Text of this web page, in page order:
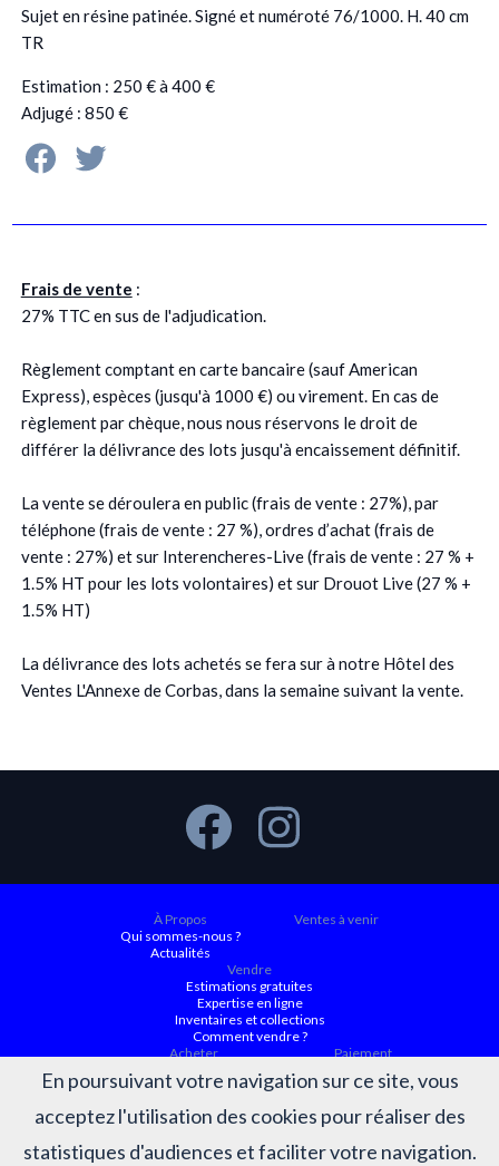
En poursuivant votre navigation sur ce site, vous
acceptez l'utilisation des cookies pour réaliser des
statistiques d'audiences et faciliter votre navigation.
Sujet en résine patinée. Signé et numéroté 76/1000. H. 40 cm
TR
Estimation : 250 € à 400 €
Adjugé : 850 €
Frais de vente :
27% TTC en sus de l'adjudication.
Règlement comptant en carte bancaire (sauf American
Express), espèces (jusqu'à 1000 €) ou virement. En cas de
règlement par chèque, nous nous réservons le droit de
différer la délivrance des lots jusqu'à encaissement définitif.
La vente se déroulera en public (frais de vente : 27%), par
téléphone (frais de vente : 27 %), ordres d’achat (frais de
vente : 27%) et sur Interencheres-Live (frais de vente : 27 % +
1.5% HT pour les lots volontaires) et sur Drouot Live (27 % +
1.5% HT)
La délivrance des lots achetés se fera sur à notre Hôtel des
Ventes L'Annexe de Corbas, dans la semaine suivant la vente.
À Propos
Qui sommes-nous ?
Actualités
Ventes à venir
Vendre
Estimations gratuites
Expertise en ligne
Inventaires et collections
Comment vendre ?
Acheter
Ordre d'achat
Paiement
Résultats
Résultats des ventes
Judiciaire ACTAURA